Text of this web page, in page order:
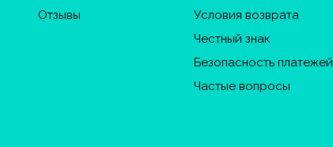
Отзывы
Условия возврата
Честный знак
Безопасность платежей
Частые вопросы